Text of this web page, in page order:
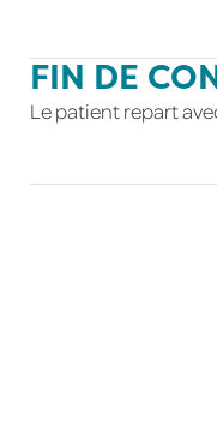
FIN DE
Le patient repart